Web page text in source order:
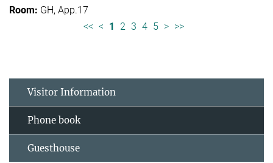
GH, App.17
<< < 1 2 3 4 5 > >>
Visitor Information
Phone book
Guesthouse